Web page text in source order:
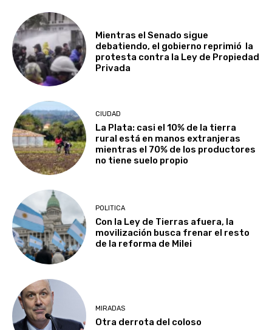
Mientras el Senado sigue
debatiendo, el gobierno reprimió la
protesta contra la Ley de Propiedad
Privada
CIUDAD
La Plata: casi el 10% de la tierra
rural está en manos extranjeras
mientras el 70% de los productores
no tiene suelo propio
POLITICA
Con la Ley de Tierras afuera, la
movilización busca frenar el resto
de la reforma de Milei
MIRADAS
Otra derrota del coloso